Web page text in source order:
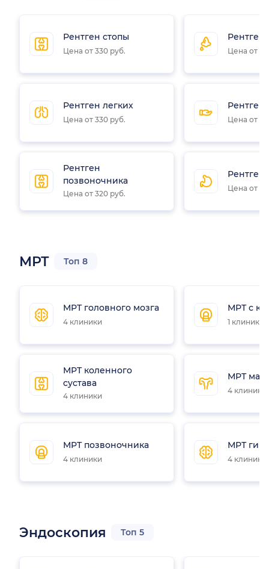
Рентген стопы
Цена от 330 руб.
Рентген легких
Цена от 330 руб.
Рентген
позвоночника
Цена от 320 руб.
Рентген
Цена от
Рентген
Цена от
Рентген
Цена от
МРТ Топ 8
МРТ головного мозга
4 клиники
МРТ коленного
сустава
4 клиники
МРТ позвоночника
4 клиники
МРТ с
1 клиника
МРТ
4 клиники
МРТ
4 клиники
Эндоскопия Топ 5